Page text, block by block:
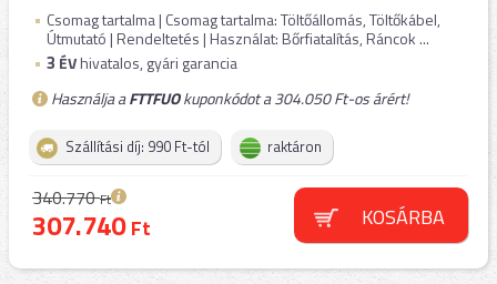
Csomag tartalma | Csomag tartalma: Töltőállomás, Töltőkábel,
Útmutató | Rendeltetés | Használat: Bőrfiatalítás, Ráncok ...
3 ÉVhivatalos, gyári garancia
Használja aFTTFUOkuponkódot a 304.050 Ft-os árért!
Szállítási díj: 990 Ft-tól raktáron
340.770Ft
307.740Ft KOSÁRBA